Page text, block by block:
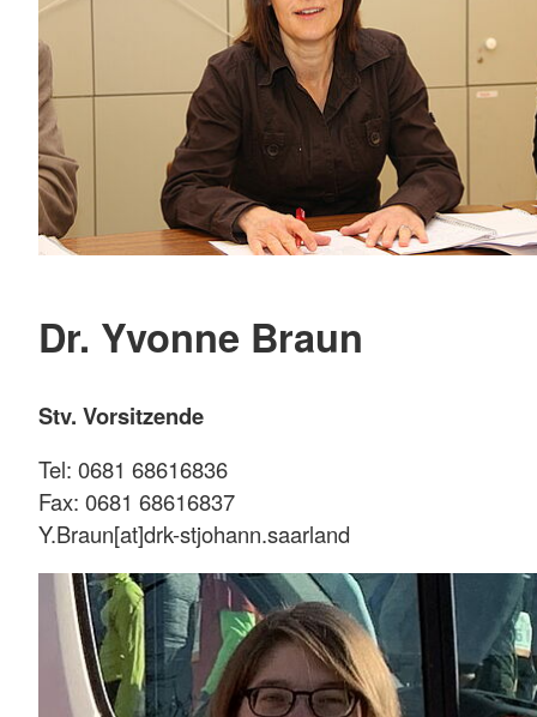
Dr. Yvonne Braun
Stv. Vorsitzende
Tel: 0681 68616836
Fax: 0681 68616837
Y.Braun[at]drk-stjohann.saarland